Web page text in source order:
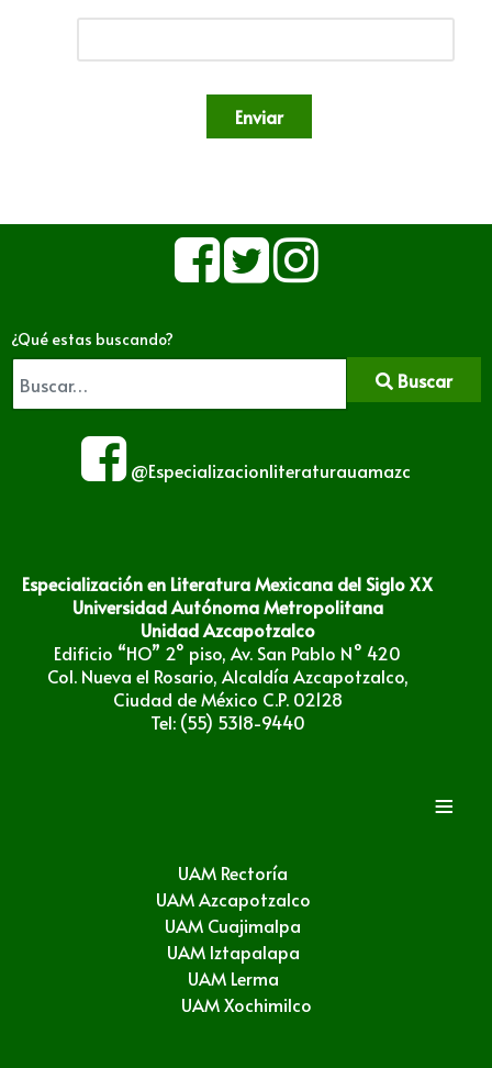
Enviar
¿Qué estas buscando?
Buscar
@Especializacionliteraturauamazc
Especialización en Literatura Mexicana del Siglo XX
Universidad Autónoma Metropolitana
Unidad Azcapotzalco
Edificio “HO” 2° piso, Av. San Pablo N° 420
Col. Nueva el Rosario, Alcaldía Azcapotzalco,
Ciudad de México C.P. 02128
Tel: (55) 5318-9440
≡
UAM Rectoría
UAM Azcapotzalco
UAM Cuajimalpa
UAM Iztapalapa
UAM Lerma
UAM Xochimilco